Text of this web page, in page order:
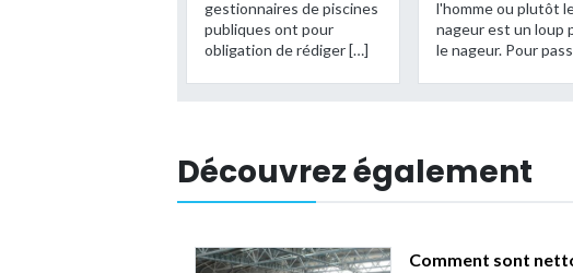
gestionnaires de piscines
publiques ont pour
obligation de rédiger […]
l'homme ou plutôt
nageur est un loup
le nageur. Pour
Découvrez également
Comment sont